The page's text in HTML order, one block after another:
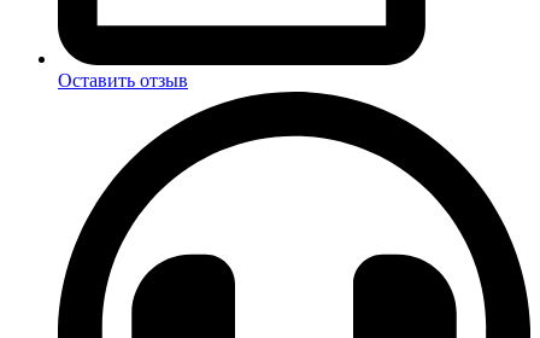
Оставить отзыв